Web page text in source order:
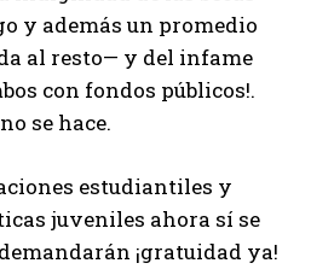
y además un promedio
al resto— y del infame
con fondos públicos!.
se hace.
estudiantiles y
juveniles ahora sí se
¡gratuidad ya!